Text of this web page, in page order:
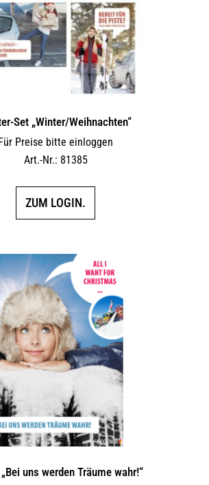
Set „Winter/Weihnachten“
Preise bitte einloggen
Art.-Nr.: 81385
ZUM LOGIN.
uns werden Träume wahr!“